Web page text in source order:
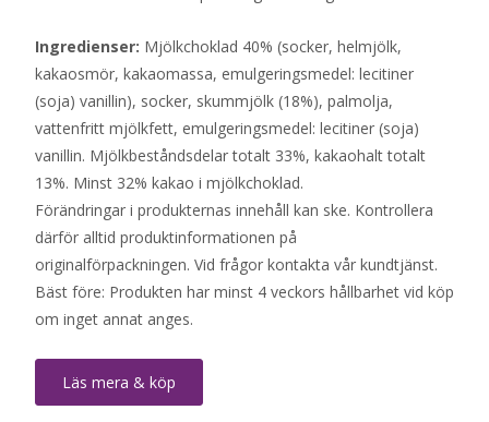
Ingredienser: Mjölkchoklad 40% (socker, helmjölk,
kakaosmör, kakaomassa, emulgeringsmedel: lecitiner
(soja) vanillin), socker, skummjölk (18%), palmolja,
vattenfritt mjölkfett, emulgeringsmedel: lecitiner (soja)
vanillin. Mjölkbeståndsdelar totalt 33%, kakaohalt totalt
13%. Minst 32% kakao i mjölkchoklad.
Förändringar i produkternas innehåll kan ske. Kontrollera
därför alltid produktinformationen på
originalförpackningen. Vid frågor kontakta vår kundtjänst.
Bäst före: Produkten har minst 4 veckors hållbarhet vid köp
om inget annat anges.
Läs mera & köp